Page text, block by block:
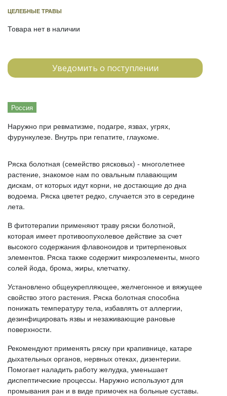
ЦЕЛЕБНЫЕ ТРАВЫ
Товара нет в наличии
Уведомить о поступлении
Россия
Наружно при ревматизме, подагре, язвах, угрях,
фурункулезе. Внутрь при гепатите, глаукоме.
Ряска болотная (семейство рясковых) - многолетнее
растение, знакомое нам по овальным плавающим
дискам, от которых идут корни, не достающие до дна
водоема. Ряска цветет редко, случается это в середине
лета.
В фитотерапии применяют траву ряски болотной,
которая имеет противоопухолевое действие за счет
высокого содержания флавоноидов и тритерпеновых
элементов. Ряска также содержит микроэлементы, много
солей йода, брома, жиры, клетчатку.
Установлено общеукрепляющее, желчегонное и вяжущее
свойство этого растения. Ряска болотная способна
понижать температуру тела, избавлять от аллергии,
дезинфицировать язвы и незаживающие рановые
поверхности.
Рекомендуют применять ряску при крапивнице, катаре
дыхательных органов, нервных отеках, дизентерии.
Помогает наладить работу желудка, уменьшает
диспептические процессы. Наружно используют для
промывания ран и в виде примочек на больные суставы.